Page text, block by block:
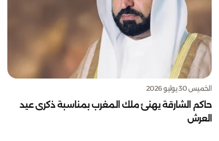
الخميس 30 يوليو 2026
حاكم الشارقة يهنئ ملك المغرب بمناسبة ذكرى عيد
العرش